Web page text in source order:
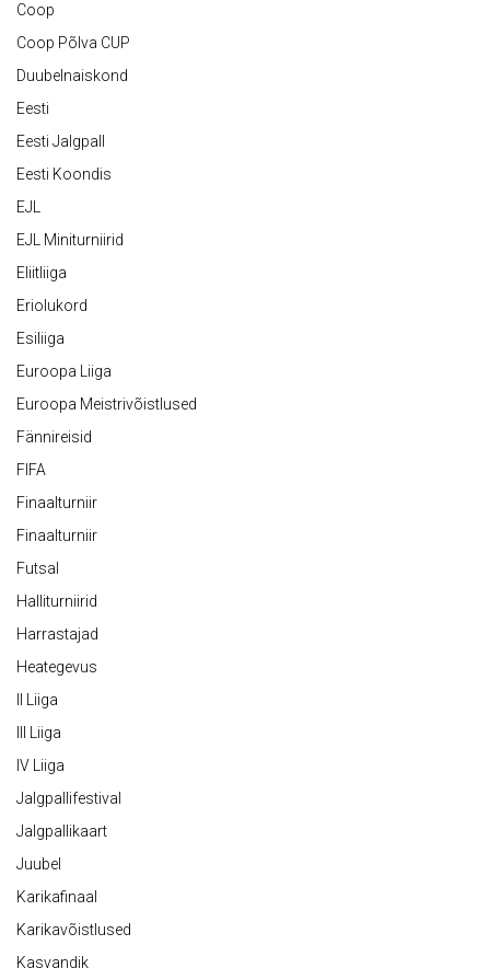
Coop
Coop Põlva CUP
Duubelnaiskond
Eesti
Eesti Jalgpall
Eesti Koondis
EJL
EJL Miniturniirid
Eliitliiga
Eriolukord
Esiliiga
Euroopa Liiga
Euroopa Meistrivõistlused
Fännireisid
FIFA
Finaalturniir
Finaalturniir
Futsal
Halliturniirid
Harrastajad
Heategevus
II Liiga
III Liiga
IV Liiga
Jalgpallifestival
Jalgpallikaart
Juubel
Karikafinaal
Karikavõistlused
Kasvandik